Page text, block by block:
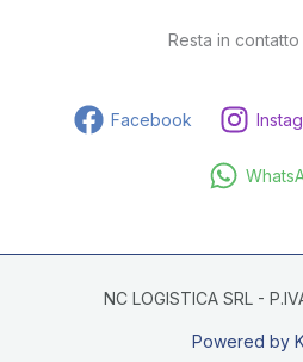
Resta in
Facebook
NC LOGISTICA SRL -
Powered by